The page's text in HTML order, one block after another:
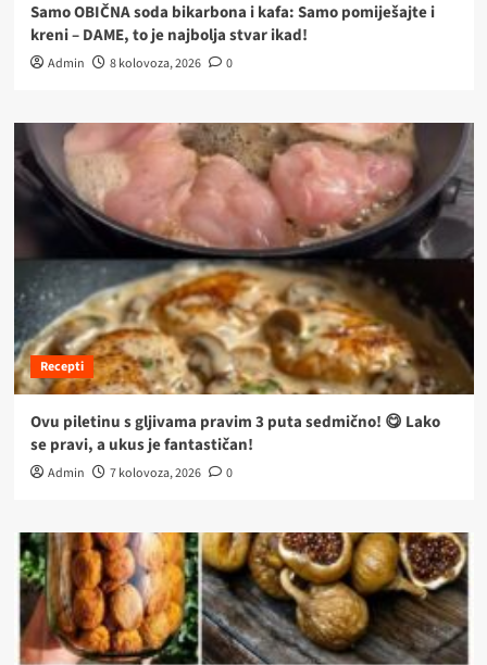
Samo OBIČNA soda bikarbona i kafa: Samo pomiješajte i
kreni – DAME, to je najbolja stvar ikad!
Admin 8 kolovoza, 2026 0
Recepti
Ovu piletinu s gljivama pravim 3 puta sedmično! 😋 Lako
se pravi, a ukus je fantastičan!
Admin 7 kolovoza, 2026 0